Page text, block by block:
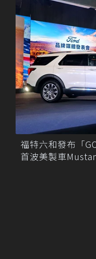
福特六和發布「
首波美製車